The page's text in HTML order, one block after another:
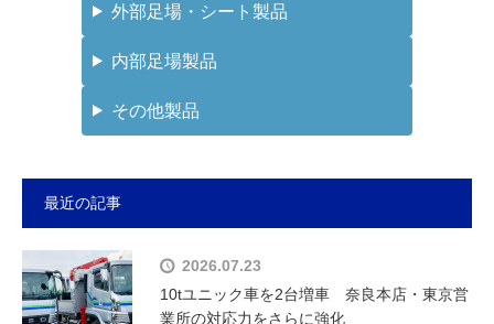
外部足場・シート製品
内部足場製品
その他製品
最近の記事
2026.07.23
10tユニック車を2台増車 奈良本店・東京営
業所の対応力をさらに強化